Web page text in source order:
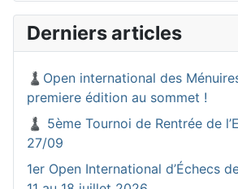
Derniers articles
♟️Open international des
premiere édition au sommet !
♟️ 5ème Tournoi de Rentrée de
27/09
1er Open International d’Échecs